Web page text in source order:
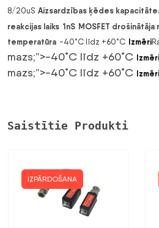
8/20uS Aizsardzības ķēdes kapacitāte
reakcijas laiks 1nS MOSFET drošinātāja
temperatūra -40˚C līdz +60˚C Izmēri
mazs;”>-40˚C līdz +60˚C Izmēri
mazs;”>-40˚C līdz +60˚C Izmēri
Saistītie Produkti
IZPĀRDOŠANA